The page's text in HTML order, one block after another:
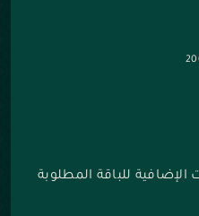
الإضافية للباقة المطلوبة